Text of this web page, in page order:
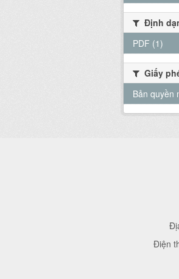
Định
PDF (1)
Giấy
Bản quyền
Điện